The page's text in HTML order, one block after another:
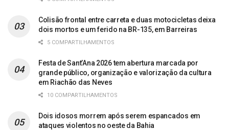
Colisão frontal entre carreta e duas motocicletas deixa
dois mortos e um ferido na BR-135, em Barreiras
5 COMPARTILHAMENTOS
Festa de Sant’Ana 2026 tem abertura marcada por
grande público, organização e valorização da cultura
em Riachão das Neves
10 COMPARTILHAMENTOS
Dois idosos morrem após serem espancados em
ataques violentos no oeste da Bahia